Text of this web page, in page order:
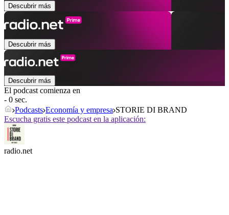
Descubrir más
Descubrir más
Descubrir más
El podcast comienza en
- 0 sec.
Podcasts Economía y empresa STORIE DI BRAND
Escucha gratis este podcast en la aplicación:
radio.net